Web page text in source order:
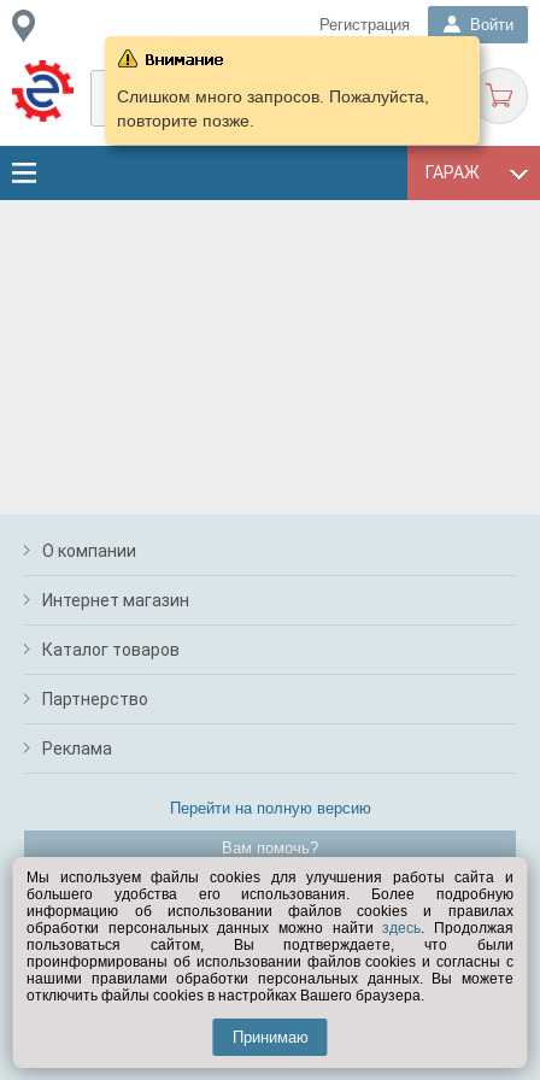
Регистрация Войти
ГАРАЖ
Слишком много запросов. Пожалуйста,
повторите позже.
О компании
Интернет магазин
Каталог товаров
Партнерство
Реклама
Перейти на полную версию
Вам помочь?
© Exist.ru 1998—2026
Мы используем файлы cookies для улучшения работы сайта и
большего удобства его использования. Более подробную
информацию об использовании файлов cookies и правилах
обработки персональных данных можно найтиздесь. Продолжая
пользоваться сайтом, Вы подтверждаете, что были
проинформированы об использовании файлов cookies и согласны с
нашими правилами обработки персональных данных. Вы можете
отключить файлы cookies в настройках Вашего браузера.
Принимаю